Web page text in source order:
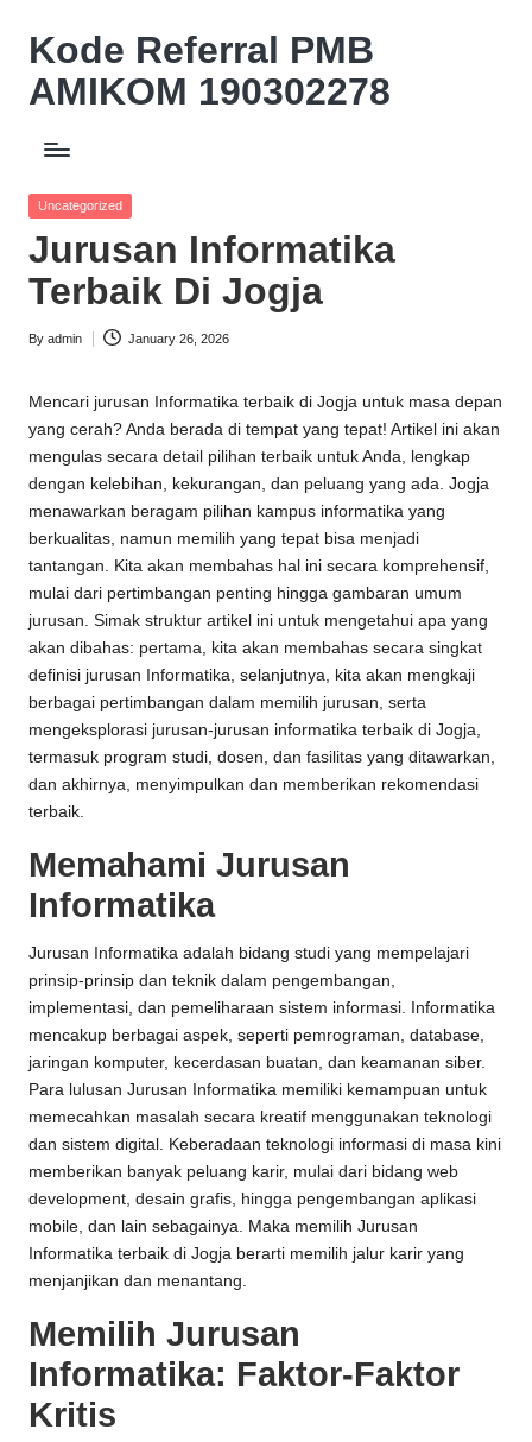
content
Kode Referral PMB
AMIKOM 190302278
Relasi
Potongan
UKT
10%
Posted
Uncategorized
Jurusan Informatika
Terbaik Di Jogja
Posted
By admin January 26, 2026
Mencari jurusan Informatika terbaik di Jogja untuk masa depan
yang cerah? Anda berada di tempat yang tepat! Artikel ini akan
mengulas secara detail pilihan terbaik untuk Anda, lengkap
dengan kelebihan, kekurangan, dan peluang yang ada. Jogja
menawarkan beragam pilihan kampus informatika yang
berkualitas, namun memilih yang tepat bisa menjadi
tantangan. Kita akan membahas hal ini secara komprehensif,
mulai dari pertimbangan penting hingga gambaran umum
jurusan. Simak struktur artikel ini untuk mengetahui apa yang
akan dibahas: pertama, kita akan membahas secara singkat
definisi jurusan Informatika, selanjutnya, kita akan mengkaji
berbagai pertimbangan dalam memilih jurusan, serta
mengeksplorasi jurusan-jurusan informatika terbaik di Jogja,
termasuk program studi, dosen, dan fasilitas yang ditawarkan,
dan akhirnya, menyimpulkan dan memberikan rekomendasi
terbaik.
Memahami Jurusan
Informatika
Jurusan Informatika adalah bidang studi yang mempelajari
prinsip-prinsip dan teknik dalam pengembangan,
implementasi, dan pemeliharaan sistem informasi. Informatika
mencakup berbagai aspek, seperti pemrograman, database,
jaringan komputer, kecerdasan buatan, dan keamanan siber.
Para lulusan Jurusan Informatika memiliki kemampuan untuk
memecahkan masalah secara kreatif menggunakan teknologi
dan sistem digital. Keberadaan teknologi informasi di masa kini
memberikan banyak peluang karir, mulai dari bidang web
development, desain grafis, hingga pengembangan aplikasi
mobile, dan lain sebagainya. Maka memilih Jurusan
Informatika terbaik di Jogja berarti memilih jalur karir yang
menjanjikan dan menantang.
Memilih Jurusan
Informatika: Faktor-Faktor
Kritis